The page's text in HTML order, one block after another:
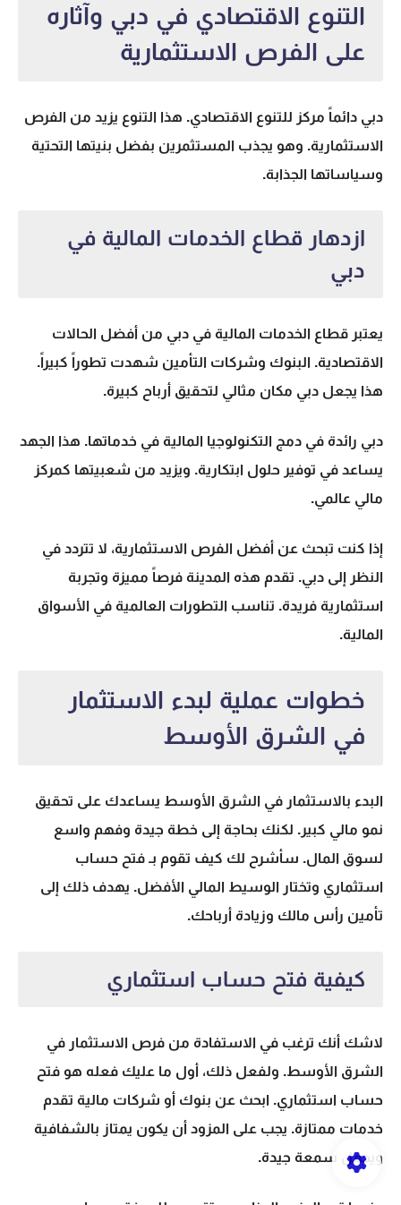
التنوع الاقتصادي في دبي وآثاره
على الفرص الاستثمارية
دبي دائماً مركز للتنوع الاقتصادي. هذا التنوع يزيد من الفرص
الاستثمارية. وهو يجذب المستثمرين بفضل بنيتها التحتية
وسياساتها الجذابة.
ازدهار قطاع الخدمات المالية في
دبي
يعتبر قطاع الخدمات المالية في دبي من أفضل الحالات
الاقتصادية. البنوك وشركات التأمين شهدت تطوراً كبيراً.
هذا يجعل دبي مكان مثالي لتحقيق أرباح كبيرة.
دبي رائدة في دمج التكنولوجيا المالية في خدماتها. هذا الجهد
يساعد في توفير حلول ابتكارية. ويزيد من شعبيتها كمركز
مالي عالمي.
إذا كنت تبحث عن أفضل الفرص الاستثمارية، لا تتردد في
النظر إلى دبي. تقدم هذه المدينة فرصاً مميزة وتجربة
استثمارية فريدة. تناسب التطورات العالمية في الأسواق
المالية.
خطوات عملية لبدء الاستثمار
في الشرق الأوسط
البدء بالاستثمار في الشرق الأوسط يساعدك على تحقيق
نمو مالي كبير. لكنك بحاجة إلى خطة جيدة وفهم واسع
لسوق المال. سأشرح لك كيف تقوم بـ فتح حساب
استثماري وتختار الوسيط المالي الأفضل. يهدف ذلك إلى
تأمين رأس مالك وزيادة أرباحك.
كيفية فتح حساب استثماري
لاشك أنك ترغب في الاستفادة من فرص الاستثمار في
الشرق الأوسط. ولفعل ذلك، أول ما عليك فعله هو فتح
حساب استثماري. ابحث عن بنوك أو شركات مالية تقدم
خدمات ممتازة. يجب على المزود أن يكون يمتاز بالشفافية
ويحمل سمعة جيدة.